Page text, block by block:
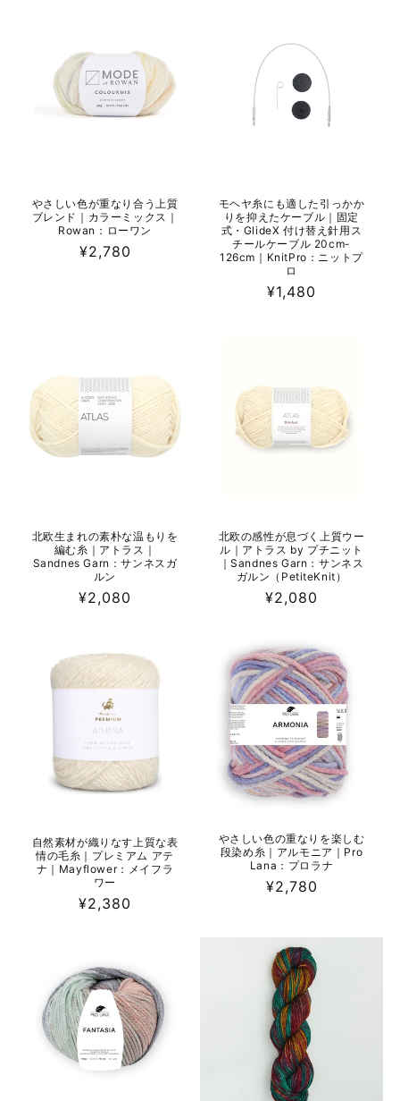
やさしい色が重なり合う上質
ブレンド｜カラーミックス｜
Rowan：ローワン
通
¥2,780
モヘヤ糸にも適した引っかか
りを抑えたケーブル｜固定
式・GlideX 付け替え針用ス
チールケーブル 20cm-
126cm｜KnitPro：ニットプ
ロ
通
¥1,480
北欧生まれの素朴な温もりを
編む糸｜アトラス｜
Sandnes Garn：サンネスガ
ルン
通
格
¥2,080
北欧の感性が息づく上質ウー
ル｜アトラス by プチニット
｜Sandnes Garn：サンネス
ガルン（PetiteKnit）
通
格
¥2,080
自然素材が織りなす上質な表
情の毛糸｜プレミアム アテ
ナ｜Mayflower：メイフラ
ワー
通
¥2,380
やさしい色の重なりを楽しむ
段染め糸｜アルモニア｜Pro
Lana：プロラナ
通
格
¥2,780